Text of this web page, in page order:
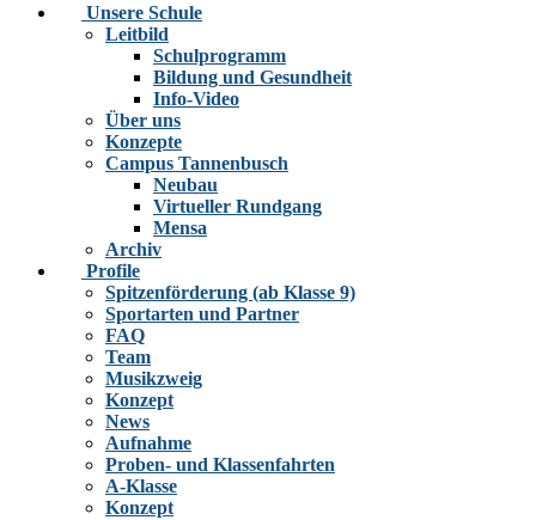
Unsere Schule
Leitbild
Schulprogramm
Bildung und Gesundheit
Info-Video
Über uns
Konzepte
Campus Tannenbusch
Neubau
Virtueller Rundgang
Mensa
Archiv
Profile
Spitzenförderung (ab Klasse 9)
Sportarten und Partner
FAQ
Team
Musikzweig
Konzept
News
Aufnahme
Proben- und Klassenfahrten
A-Klasse
Konzept